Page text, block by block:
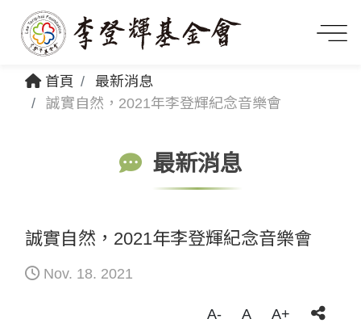
首頁
最新消息
誠實自然，2021年李登輝紀念音樂會
最新消息
誠實自然，2021年李登輝紀念音樂會
Nov. 18. 2021
A- A A+